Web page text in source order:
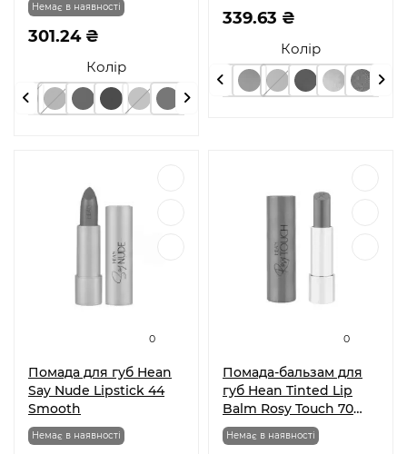
Колір
301.24 ₴
Немає в наявності
Колір
339.63 ₴
0
Помада для губ Hean
Say Nude Lipstick 44
Smooth
Немає в наявності
0
Помада-бальзам для
губ Hean Tinted Lip
Balm Rosy Touch 70
Icon 4,5 г
Немає в наявності